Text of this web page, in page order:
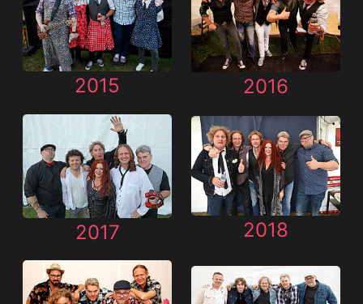
2015 2016
2017 2018